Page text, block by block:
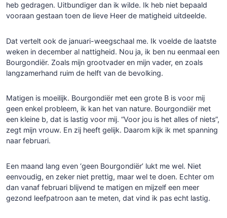
heb gedragen. Uitbundiger dan ik wilde. Ik heb niet bepaald
vooraan gestaan toen de lieve Heer de matigheid uitdeelde.
Dat vertelt ook de januari-weegschaal me. Ik voelde de laatste
weken in december al nattigheid. Nou ja, ik ben nu eenmaal een
Bourgondiër. Zoals mijn grootvader en mijn vader, en zoals
langzamerhand ruim de helft van de bevolking.
Matigen is moeilijk. Bourgondiër met een grote B is voor mij
geen enkel probleem, ik kan het van nature. Bourgondiër met
een kleine b, dat is lastig voor mij. “Voor jou is het alles of niets”,
zegt mijn vrouw. En zij heeft gelijk. Daarom kijk ik met spanning
naar februari.
Een maand lang even ‘geen Bourgondiër’ lukt me wel. Niet
eenvoudig, en zeker niet prettig, maar wel te doen. Echter om
dan vanaf februari blijvend te matigen en mijzelf een meer
gezond leefpatroon aan te meten, dat vind ik pas echt lastig.